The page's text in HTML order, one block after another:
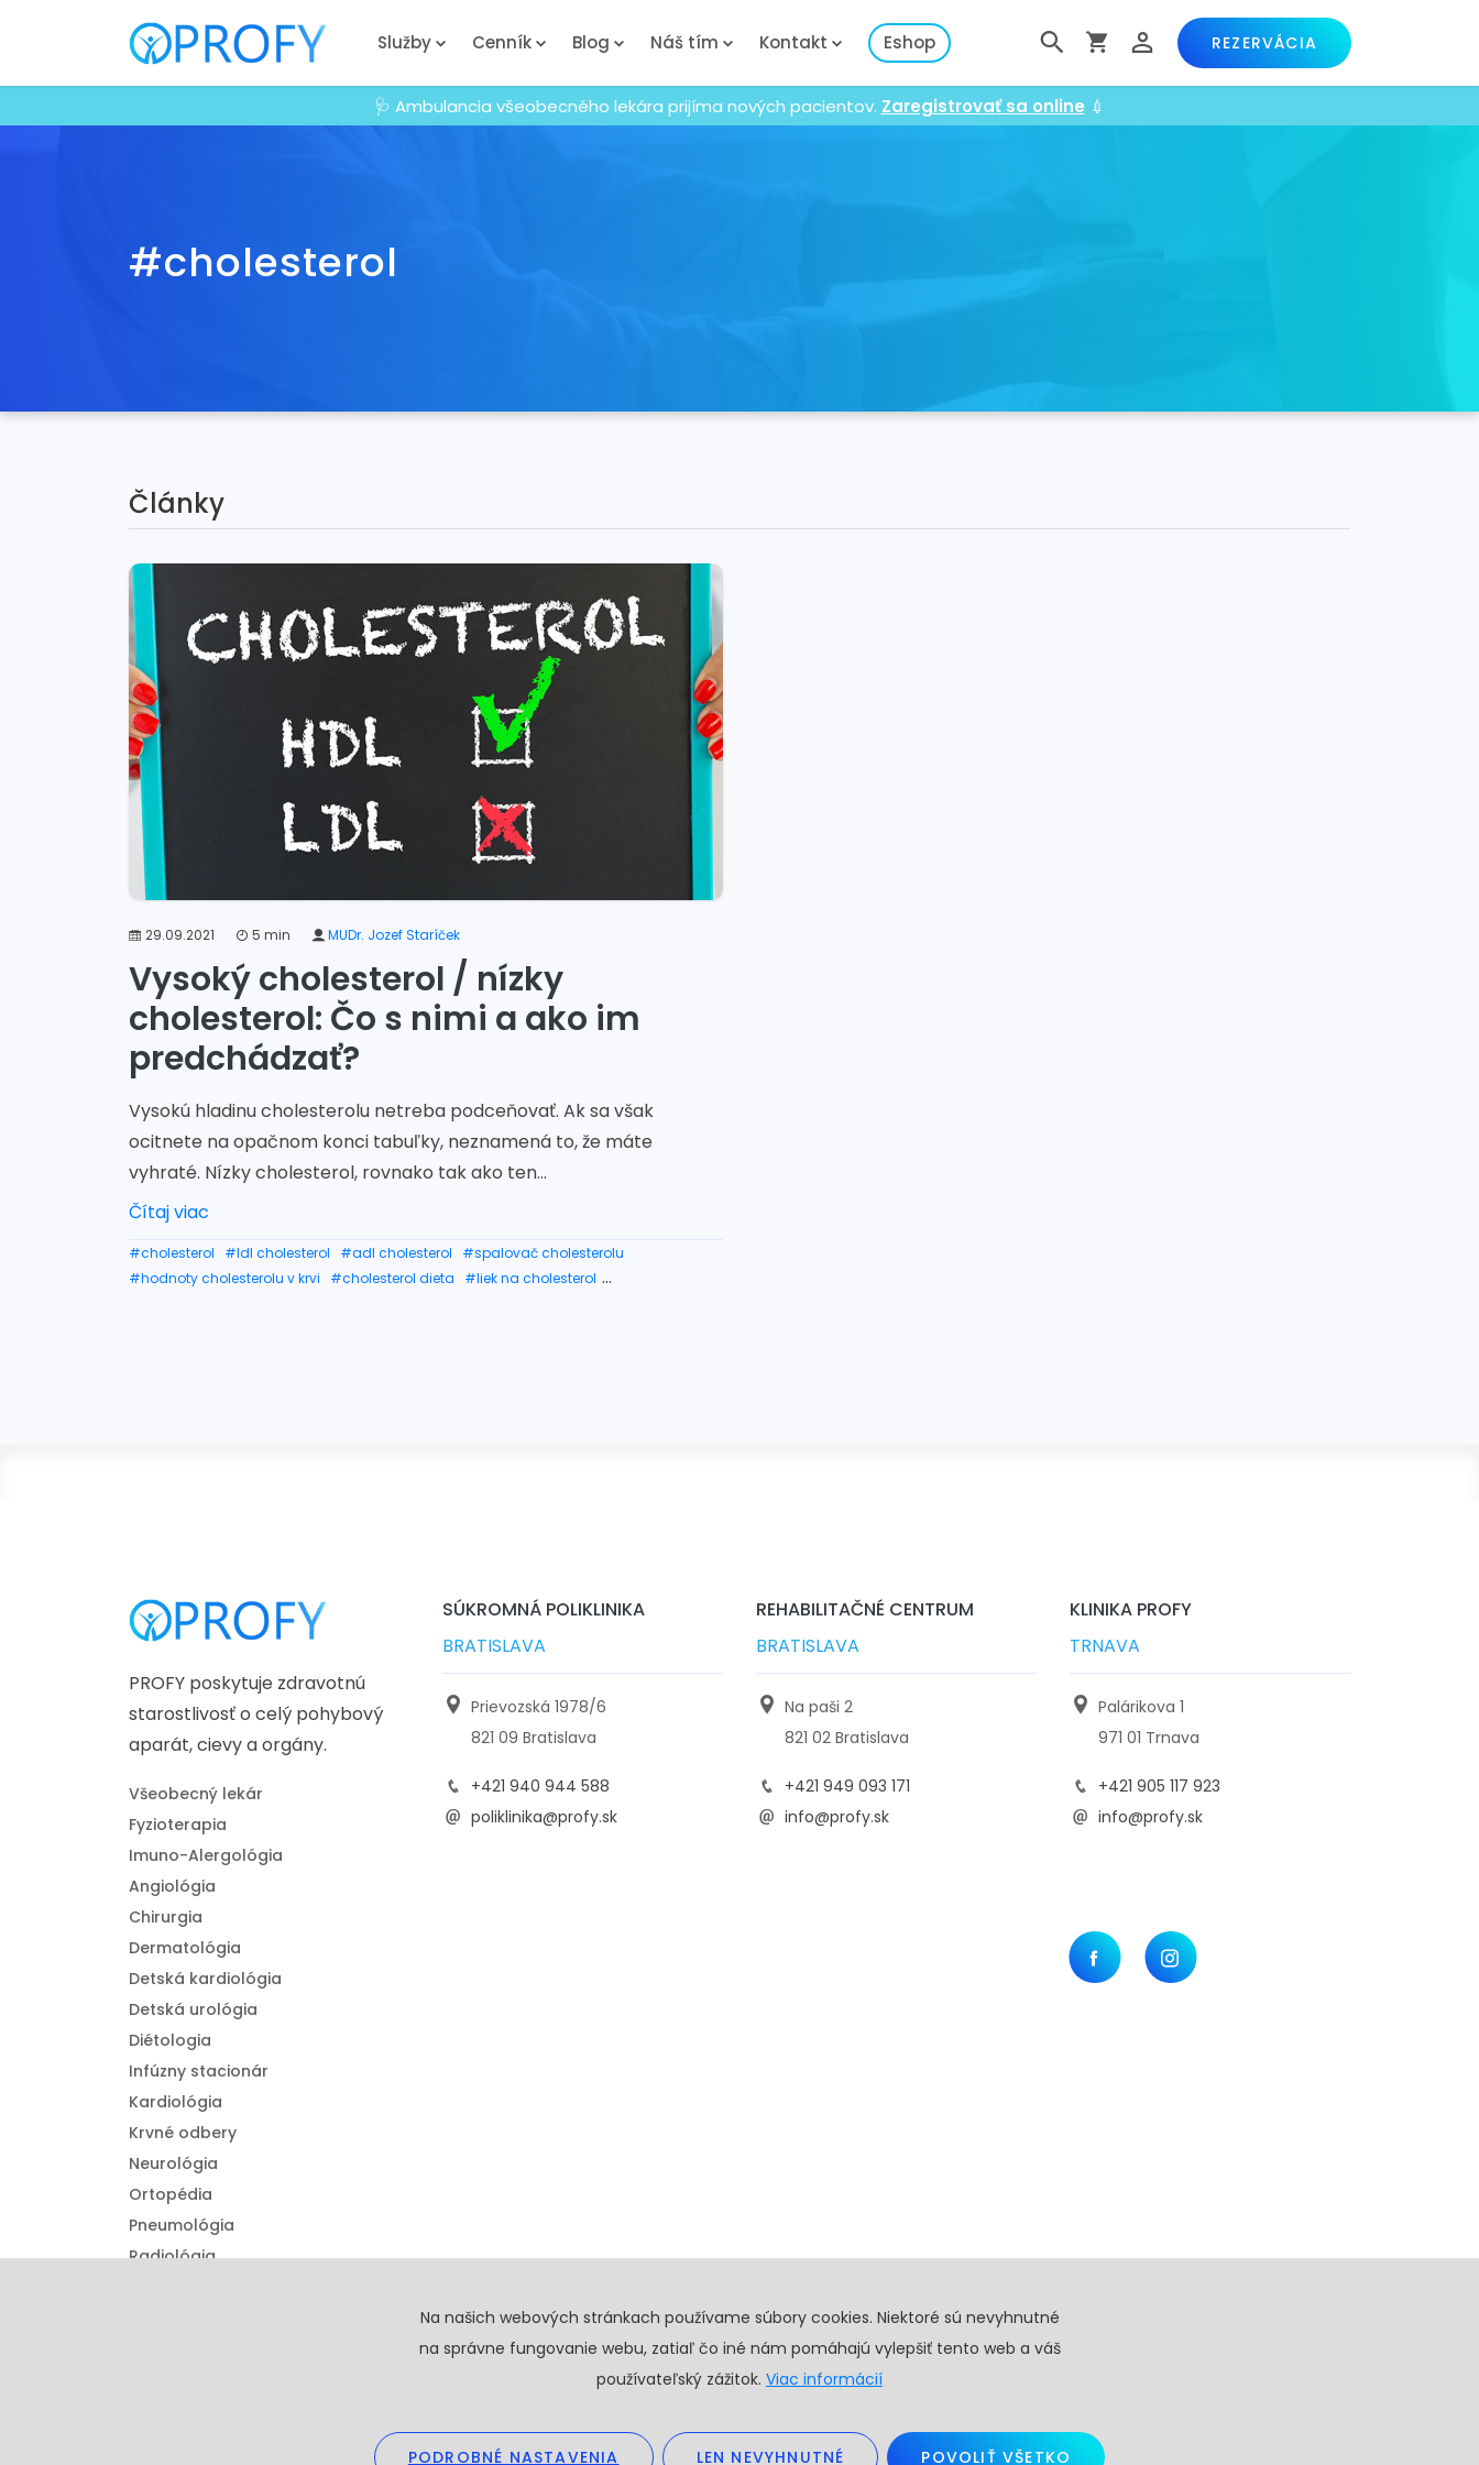
Služby Cenník Blog Náš tím Kontakt Eshop REZERVÁCIA
🩺 Ambulancia všeobecného lekára prijíma nových pacientov. Zaregistrovať sa online 💉
#cholesterol
Články
29.09.2021 5 min MUDr. Jozef Staríček
Vysoký cholesterol / nízky
cholesterol: Čo s nimi a ako im
predchádzať?
Vysokú hladinu cholesterolu netreba podceňovať. Ak sa však
ocitnete na opačnom konci tabuľky, neznamená to, že máte
vyhraté. Nízky cholesterol, rovnako tak ako ten...
Čítaj viac
#cholesterol #ldl cholesterol #adl cholesterol
#spalovač cholesterolu
#hodnoty cholesterolu v krvi
#cholesterol dieta
#liek na cholesterol
PROFY poskytuje zdravotnú
starostlivosť o celý pohybový
aparát, cievy a orgány.
Všeobecný lekár
Fyzioterapia
Imuno-Alergológia
Angiológia
Chirurgia
Dermatológia
Detská kardiológia
Detská urológia
Diétologia
Infúzny stacionár
Kardiológia
Krvné odbery
Neurológia
Ortopédia
Pneumológia
Radiológia
SÚKROMNÁ POLIKLINIKA
BRATISLAVA
Prievozská 1978/6
821 09 Bratislava
+421 940 944 588
poliklinika@profy.sk
REHABILITAČNÉ CENTRUM
BRATISLAVA
Na paši 2
821 02 Bratislava
+421 949 093 171
info@profy.sk
KLINIKA PROFY
TRNAVA
Palárikova 1
971 01 Trnava
+421 905 117 923
info@profy.sk
Na našich webových stránkach používame súbory cookies. Niektoré sú nevyhnutné
na správne fungovanie webu, zatiaľ čo iné nám pomáhajú vylepšiť tento web a váš
používateľský zážitok. Viac informácií
PODROBNÉ NASTAVENIA LEN NEVYHNUTNÉ POVOLIŤ VŠETKO